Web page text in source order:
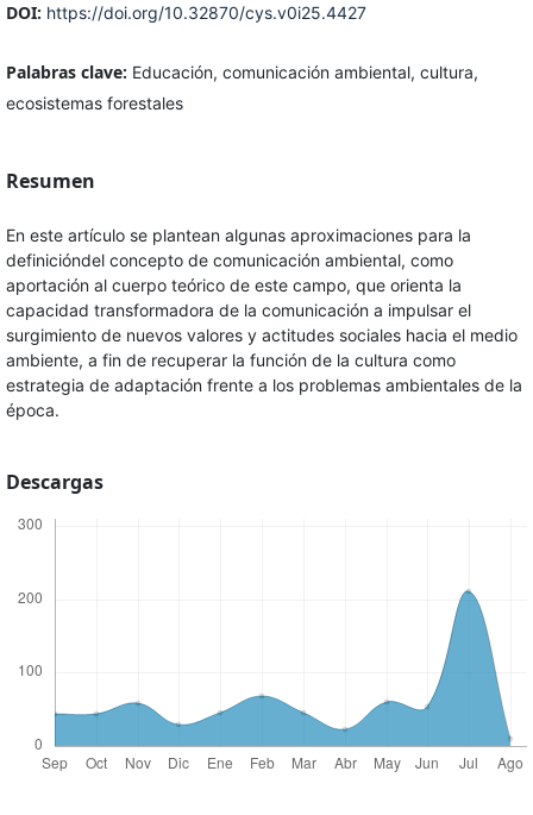
DOI: https://doi.org/10.32870/cys.v0i25.4427
Palabras clave: Educación, comunicación ambiental, cultura,
ecosistemas forestales
Resumen
En este artículo se plantean algunas aproximaciones para la
definicióndel concepto de comunicación ambiental, como
aportación al cuerpo teórico de este campo, que orienta la
capacidad transformadora de la comunicación a impulsar el
surgimiento de nuevos valores y actitudes sociales hacia el medio
ambiente, a fin de recuperar la función de la cultura como
estrategia de adaptación frente a los problemas ambientales de la
época.
Descargas